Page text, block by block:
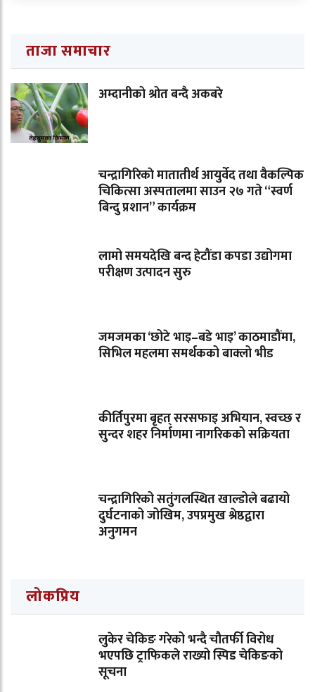
ताजा समाचार
अम्दानीको श्रोत बन्दै अकबरे
चन्द्रागिरिकाे मातातीर्थ आयुर्वेद तथा वैकल्पिक
चिकित्सा अस्पतालमा साउन २७ गते “स्वर्ण
बिन्दु प्रशान” कार्यक्रम
लामो समयदेखि बन्द हेटौंडा कपडा उद्योगमा
परीक्षण उत्पादन सुरु
जमजमका ‘छोटे भाइ–बडे भाइ’ काठमाडौंमा,
सिभिल महलमा समर्थकको बाक्लो भीड
कीर्तिपुरमा बृहत् सरसफाइ अभियान, स्वच्छ र
सुन्दर शहर निर्माणमा नागरिकको सक्रियता
चन्द्रागिरिको सतुंगलस्थित खाल्डोले बढायो
दुर्घटनाको जोखिम, उपप्रमुख श्रेष्ठद्वारा
अनुगमन
लोकप्रिय
लुकेर चेकिङ गरेको भन्दै चौतर्फी विरोध
भएपछि ट्राफिकले राख्यो स्पिड चेकिङको
सूचना